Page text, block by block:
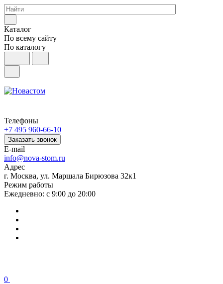
Каталог
По всему сайту
По каталогу
Телефоны
+7 495 960-66-10
Заказать звонок
E-mail
info@nova-stom.ru
Адрес
г. Москва, ул. Маршала Бирюзова 32к1
Режим работы
Ежедневно: с 9:00 до 20:00
0